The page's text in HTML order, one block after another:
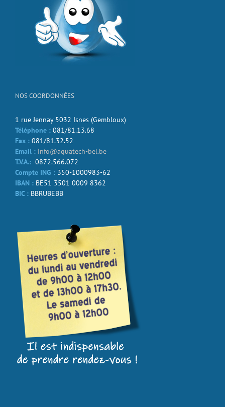
NOS COORDONNÉES
1 rue Jennay 5032 Isnes (Gembloux)
Téléphone : 081/81.13.68
Fax : 081/81.32.52
Email : info@aquatech-bel.be
T.V.A.: 0872.566.072
Compte ING : 350-1000983-62
IBAN : BE51 3501 0009 8362
BIC : BBRUBEBB